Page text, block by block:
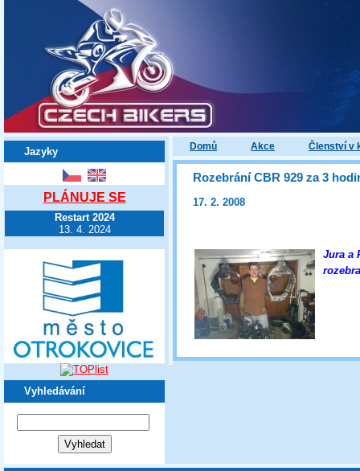
Domů Akce Členství v
Jazyky
PLÁNUJE SE
Restart 2024
13. 4. 2024
Vyhledávání
Rozebrání CBR 929 za 3
17. 2. 2008
Jura a